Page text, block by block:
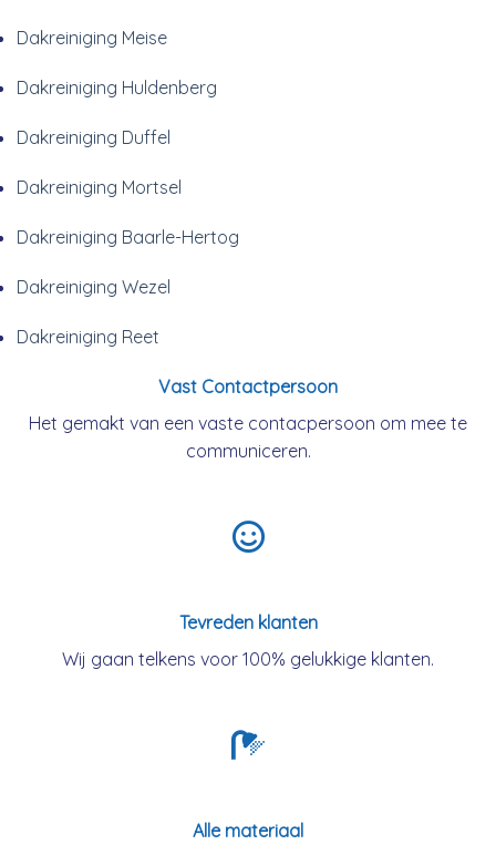
Dakreiniging Meise
Dakreiniging Huldenberg
Dakreiniging Duffel
Dakreiniging Mortsel
Dakreiniging Baarle-Hertog
Dakreiniging Wezel
Dakreiniging Reet
Vast Contactpersoon
Het gemakt van een vaste contacpersoon om mee te
communiceren.
Tevreden klanten
Wij gaan telkens voor 100% gelukkige klanten.
Alle materiaal